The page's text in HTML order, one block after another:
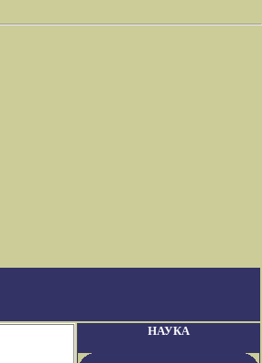
НАУКА